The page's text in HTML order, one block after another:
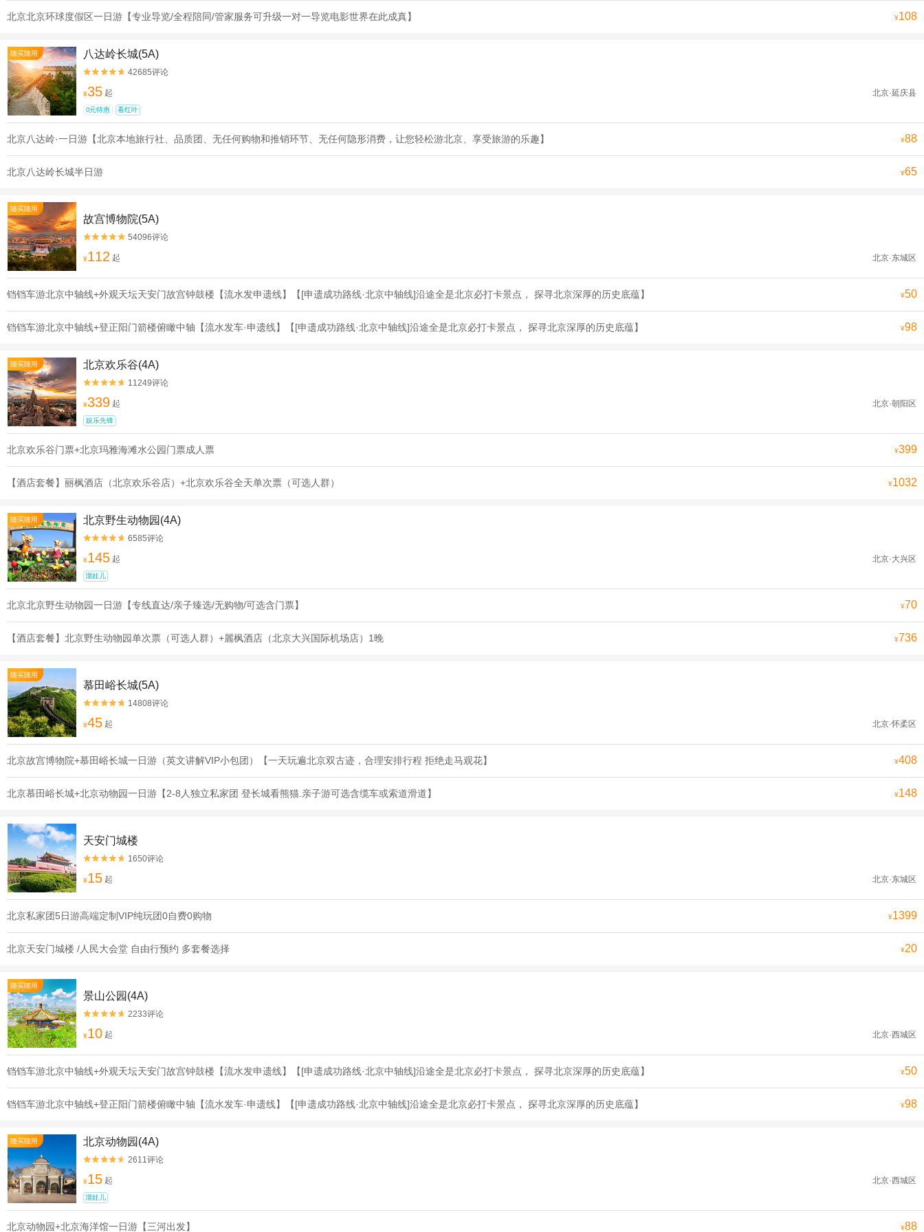
北京北京环球度假区一日游【专业导览/全程陪同/管家服务可升级一对一导览电影世界在此成真】 ¥108
随买随用 八达岭长城(5A)

 42685评论
¥35 起 北京·延庆县
0元特惠 看红叶
北京八达岭·一日游【北京本地旅行社、品质团、无任何购物和推销环节、无任何隐形消费，让您轻松游北京、享受旅游的乐趣】 ¥88
北京八达岭长城半日游 ¥65
随买随用
故宫博物院(5A)

 54096评论
¥112 起 北京·东城区
铛铛车游北京中轴线+外观天坛天安门故宫钟鼓楼【流水发申遗线】【[申遗成功路线·北京中轴线]沿途全是北京必打卡景点， 探寻北京深厚的历史底蕴】 ¥50
铛铛车游北京中轴线+登正阳门箭楼俯瞰中轴【流水发车·申遗线】【[申遗成功路线·北京中轴线]沿途全是北京必打卡景点， 探寻北京深厚的历史底蕴】 ¥98
随买随用 北京欢乐谷(4A)

 11249评论
¥339 起 北京·朝阳区
娱乐先锋
北京欢乐谷门票+北京玛雅海滩水公园门票成人票 ¥399
【酒店套餐】丽枫酒店（北京欢乐谷店）+北京欢乐谷全天单次票（可选人群） ¥1032
随买随用 北京野生动物园(4A)

 6585评论
¥145 起 北京·大兴区
溜娃儿
北京北京野生动物园一日游【专线直达/亲子臻选/无购物/可选含门票】 ¥70
【酒店套餐】北京野生动物园单次票（可选人群）+麗枫酒店（北京大兴国际机场店）1晚 ¥736
随买随用
慕田峪长城(5A)

 14808评论
¥45 起 北京·怀柔区
北京故宫博物院+慕田峪长城一日游（英文讲解VIP小包团）【一天玩遍北京双古迹，合理安排行程 拒绝走马观花】 ¥408
北京慕田峪长城+北京动物园一日游【2-8人独立私家团 登长城看熊猫.亲子游可选含缆车或索道滑道】 ¥148
天安门城楼

 1650评论
¥15 起 北京·东城区
北京私家团5日游高端定制VIP纯玩团0自费0购物 ¥1399
北京天安门城楼 /人民大会堂 自由行预约 多套餐选择 ¥20
随买随用
景山公园(4A)

 2233评论
¥10 起 北京·西城区
铛铛车游北京中轴线+外观天坛天安门故宫钟鼓楼【流水发申遗线】【[申遗成功路线·北京中轴线]沿途全是北京必打卡景点， 探寻北京深厚的历史底蕴】 ¥50
铛铛车游北京中轴线+登正阳门箭楼俯瞰中轴【流水发车·申遗线】【[申遗成功路线·北京中轴线]沿途全是北京必打卡景点， 探寻北京深厚的历史底蕴】 ¥98
随买随用 北京动物园(4A)

 2611评论
¥15 起 北京·西城区
溜娃儿
北京动物园+北京海洋馆一日游【三河出发】 ¥88